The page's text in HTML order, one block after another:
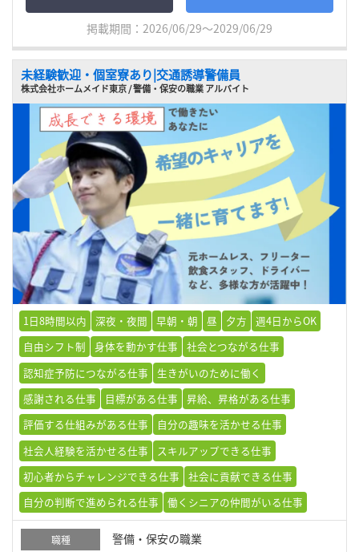
掲載期間：2026/06/29～2029/06/29
未経験歓迎・個室寮あり|交通誘導警備員
株式会社ホームメイド東京 / 警備・保安の職業 アルバイト
1日8時間以内 深夜・夜間 早朝・朝 昼 夕方
週4日からOK
自由シフト制
身体を動かす仕事
社会とつながる仕事
認知症予防につながる仕事
生きがいのために働く
感謝される仕事
目標がある仕事
昇給、昇格がある仕事
評価する仕組みがある仕事
自分の趣味を活かせる仕事
社会人経験を活かせる仕事
スキルアップできる仕事
初心者からチャレンジできる仕事
社会に貢献できる仕事
自分の判断で進められる仕事
働くシニアの仲間がいる仕事
職種 警備・保安の職業